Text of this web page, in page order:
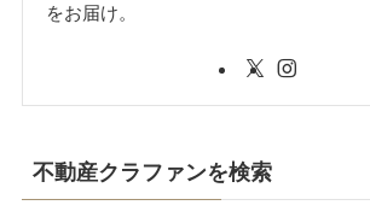
をお届け。
不動産クラファンを検索